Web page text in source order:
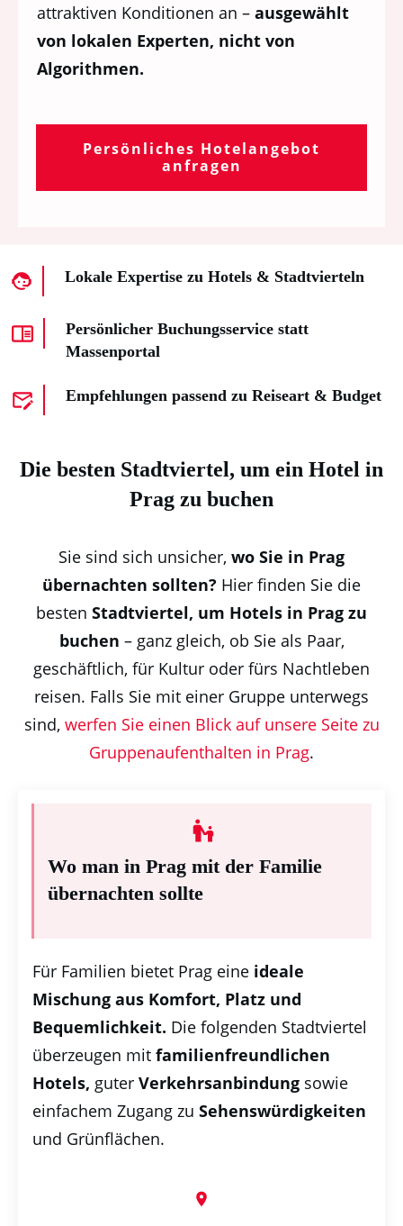
attraktiven Konditionen an – ausgewählt
von lokalen Experten, nicht von
Algorithmen.
Persönliches Hotelangebot
anfragen
Lokale Expertise zu Hotels & Stadtvierteln
Persönlicher Buchungsservice statt
Massenportal
Empfehlungen passend zu Reiseart & Budget
Die besten Stadtviertel, um ein Hotel in
Prag zu buchen
Sie sind sich unsicher, wo Sie in Prag
übernachten sollten? Hier finden Sie die
besten Stadtviertel, um Hotels in Prag zu
buchen – ganz gleich, ob Sie als Paar,
geschäftlich, für Kultur oder fürs Nachtleben
reisen. Falls Sie mit einer Gruppe unterwegs
sind, werfen Sie einen Blick auf unsere Seite zu
Gruppenaufenthalten in Prag.
Wo man in Prag mit der Familie
übernachten sollte
Für Familien bietet Prag eine ideale
Mischung aus Komfort, Platz und
Bequemlichkeit. Die folgenden Stadtviertel
überzeugen mit familienfreundlichen
Hotels, guter Verkehrsanbindung sowie
einfachem Zugang zu Sehenswürdigkeiten
und Grünflächen.